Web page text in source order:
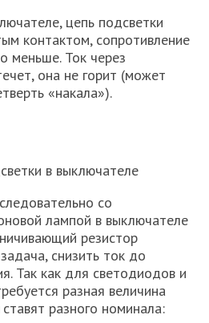
цепь подсветки
контактом, сопротивление
меньше. Ток через
она не горит (может
«накала»).
в выключателе
со
лампой в выключателе
резистор
снизить ток до
Так как для светодиодов и
разная величина
разного номинала: